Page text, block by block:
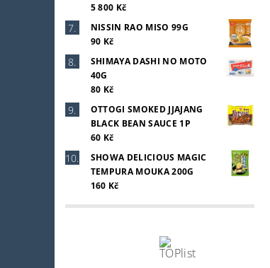
5 800 Kč
NISSIN RAO MISO 99G
90 Kč
SHIMAYA DASHI NO MOTO
40G
80 Kč
OTTOGI SMOKED JJAJANG
BLACK BEAN SAUCE 1P
60 Kč
SHOWA DELICIOUS MAGIC
TEMPURA MOUKA 200G
160 Kč